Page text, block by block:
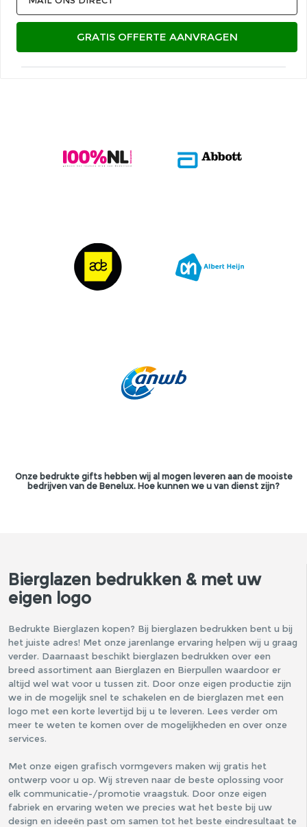
GRATIS OFFERTE AANVRAGEN
Onze bedrukte gifts hebben wij al mogen leveren aan de mooiste
bedrijven van de Benelux. Hoe kunnen we u van dienst zijn?
Bierglazen bedrukken & met uw
eigen logo
Bedrukte Bierglazen kopen? Bij bierglazen bedrukken bent u bij
het juiste adres! Met onze jarenlange ervaring helpen wij u graag
verder. Daarnaast beschikt bierglazen bedrukken over een
breed assortiment aan Bierglazen en Bierpullen waardoor er
altijd wel wat voor u tussen zit. Door onze eigen productie zijn
we in de mogelijk snel te schakelen en de bierglazen met een
logo met een korte levertijd bij u te leveren. Lees verder om
meer te weten te komen over de mogelijkheden en over onze
services.
Met onze eigen grafisch vormgevers maken wij gratis het
ontwerp voor u op. Wij streven naar de beste oplossing voor
elk communicatie-/promotie vraagstuk. Door onze eigen
fabriek en ervaring weten we precies wat het beste bij uw
design en ideeën past om samen tot het beste eindresultaat te